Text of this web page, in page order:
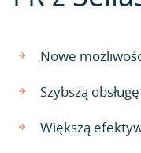
Nowe
Szybszą
Większą